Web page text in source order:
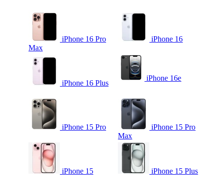
iPhone 16 Pro
Max
iPhone 16
iPhone 16 Plus
iPhone 16e
iPhone 15 Pro
iPhone 15 Pro
Max
iPhone 15 iPhone 15 Plus